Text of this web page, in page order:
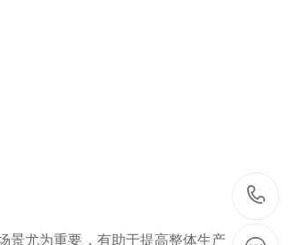
景尤为重要，有助于提高整体生产